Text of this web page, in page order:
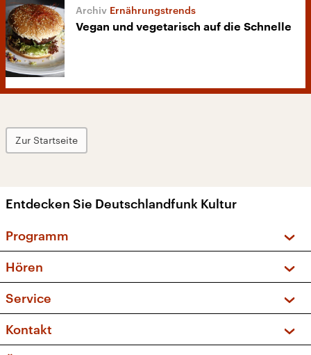
Ernährungstrends
Vegan und vegetarisch auf die Schnelle
Zur Startseite
Entdecken Sie Deutschlandfunk Kultur
Programm
Sendungen und Podcasts
Musikliste
Kakadu – Das Kinderprogramm
Hören
Frequenzen (UKW + DAB+)
Service
FAQ
Apps
Kontakt